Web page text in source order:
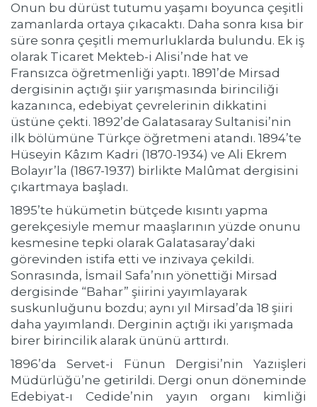
Onun bu dürüst tutumu yaşamı boyunca çeşitli
zamanlarda ortaya çıkacaktı. Daha sonra kısa bir
süre sonra çeşitli memurluklarda bulundu. Ek iş
olarak Ticaret Mekteb-i Alisi’nde hat ve
Fransızca öğretmenliği yaptı. 1891’de Mirsad
dergisinin açtığı şiir yarışmasında birinciliği
kazanınca, edebiyat çevrelerinin dikkatini
üstüne çekti. 1892’de Galatasaray Sultanisi’nin
ilk bölümüne Türkçe öğretmeni atandı. 1894’te
Hüseyin Kâzım Kadri (1870-1934) ve Ali Ekrem
Bolayır’la (1867-1937) birlikte Malûmat dergisini
çıkartmaya başladı.
1895’te hükümetin bütçede kısıntı yapma
gerekçesiyle memur maaşlarının yüzde onunu
kesmesine tepki olarak Galatasaray’daki
görevinden istifa etti ve inzivaya çekildi.
Sonrasında, İsmail Safa’nın yönettiği Mirsad
dergisinde “Bahar” şiirini yayımlayarak
suskunluğunu bozdu; aynı yıl Mirsad’da 18 şiiri
daha yayımlandı. Derginin açtığı iki yarışmada
birer birincilik alarak ününü arttırdı.
1896’da Servet-i Fünun Dergisi’nin Yazıişleri
Müdürlüğü’ne getirildi. Dergi onun döneminde
Edebiyat-ı Cedide’nin yayın organı kimliği